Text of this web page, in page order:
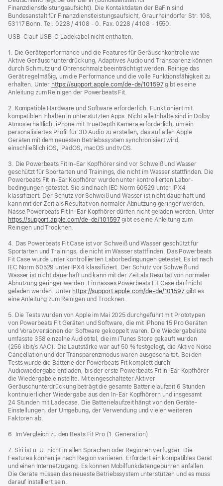
Finanzdienstleistungsaufsicht). Die Kontaktdaten der BaFin sind
Bundesanstalt für Finanzdienstleistungsaufsicht, Graurheindorfer Str. 108,
53117 Bonn. Tel: 0228 / 4108 - 0. Fax: 0228 / 4108 - 1550.
USB-C auf USB-C Ladekabel nicht enthalten.
1. Die Geräte­performance und die Features für Geräuschkontrolle wie
Aktive Geräuschunterdrückung, Adaptives Audio und Transparenz können
durch Schmutz und Ohrenschmalz beeinträchtigt werden. Reinige das
Gerät regelmäßig, um die Performance und die volle Funktionsfähigkeit zu
erhalten. Unter https://support.apple.com/de-de/101597gibt es eine
Anleitung zum Reinigen der Powerbeats Fit.
2. Kompatible Hardware und Software erforderlich. Funktioniert mit
kompatiblen Inhalten in unterstützten Apps. Nicht alle Inhalte sind in Dolby
Atmos erhältlich. iPhone mit TrueDepth Kamera erforderlich, um ein
personalisiertes Profil für 3D Audio zu erstellen, das auf allen Apple
Geräten mit dem neuesten Betriebssystem synchronisiert wird,
einschließlich iOS, iPadOS, macOS und tvOS.
3. Die Powerbeats Fit In-Ear Kopfhörer sind vor Schweiß und Wasser
geschützt für Sportarten und Trainings, die nicht im Wasser stattfinden. Die
Powerbeats Fit In-Ear Kopfhörer wurden unter kontrollierten Labor­
bedingungen getestet. Sie sind nach IEC Norm 60529 unter IPX4
klassifiziert. Der Schutz vor Schweiß und Wasser ist nicht dauerhaft und
kann mit der Zeit als Resultat von normaler Abnutzung geringer werden.
Nasse Powerbeats Fit In-Ear Kopfhörer dürfen nicht geladen werden. Unter
https://support.apple.com/de-de/101597gibt es eine Anleitung zum
Reinigen und Trocknen.
4. Das Powerbeats Fit Case ist vor Schweiß und Wasser geschützt für
Sportarten und Trainings, die nicht im Wasser stattfinden. Das Powerbeats
Fit Case wurde unter kontrollierten Labor­bedingungen getestet. Es ist nach
IEC Norm 60529 unter IPX4 klassifiziert. Der Schutz vor Schweiß und
Wasser ist nicht dauerhaft und kann mit der Zeit als Resultat von normaler
Abnutzung geringer werden. Ein nasses Powerbeats Fit Case darf nicht
geladen werden. Unter https://support.apple.com/de-de/101597gibt es
eine Anleitung zum Reinigen und Trocknen.
5. Die Tests wurden von Apple im Mai 2025 durchgeführt mit Prototypen
von Powerbeats Fit Geräten und Software, die mit iPhone 15 Pro Geräten
und Vorabversionen der Software gekoppelt waren. Die Wiedergabeliste
umfasste 358 einzelne Audiotitel, die im iTunes Store gekauft wurden
(256 kbit/s AAC). Die Lautstärke war auf 50 % festgelegt, die Aktive Noise
Cancellation und der Transparenzmodus waren ausgeschaltet. Bei den
Tests wurde die Batterie der Powerbeats Fit komplett durch
Audiowiedergabe entladen, bis der erste Powerbeats Fit In-Ear Kopfhörer
die Wiedergabe einstellte. Mit eingeschalteter Aktiver
Geräuschunterdrückung beträgt die gesamte Batterielaufzeit 6 Stunden
kontinuierlicher Wiedergabe aus den In-Ear Kopfhörern und insgesamt
24 Stunden mit Ladecase. Die Batterielaufzeit hängt von den Geräte-
Einstellungen, der Umgebung, der Verwendung und vielen weiteren
Faktoren ab.
6. Im Vergleich zu den Beats Fit Pro (1. Generation).
7. Siri ist u. U. nicht in allen Sprachen oder Regionen verfügbar. Die
Features können je nach Region variieren. Erfordert ein kompatibles Gerät
und einen Internetzugang. Es können Mobilfunkdaten­gebühren anfallen.
Die Geräte müssen das neueste Betriebssystem unterstützen und es muss
darauf installiert sein.